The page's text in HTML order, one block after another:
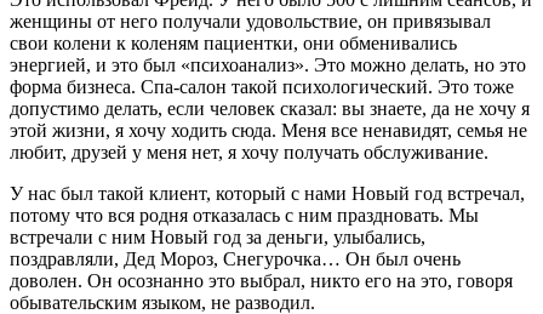
женщины от него получали удовольствие, он привязывал
свои колени к коленям пациентки, они обменивались
энергией, и это был «психоанализ». Это можно делать, но это
форма бизнеса. Спа-салон такой психологический. Это тоже
допустимо делать, если человек сказал: вы знаете, да не хочу я
этой жизни, я хочу ходить сюда. Меня все ненавидят, семья не
любит, друзей у меня нет, я хочу получать обслуживание.
У нас был такой клиент, который с нами Новый год встречал,
потому что вся родня отказалась с ним праздновать. Мы
встречали с ним Новый год за деньги, улыбались,
поздравляли, Дед Мороз, Снегурочка… Он был очень
доволен. Он осознанно это выбрал, никто его на это, говоря
обывательским языком, не разводил.